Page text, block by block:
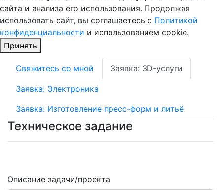
сайта и анализа его использования. Продолжая
использовать сайт, вы соглашаетесь с Политикой
конфиденциальности и использованием cookie.
Принять
Свяжитесь со мной Заявка: 3D-услуги
Заявка: Электроника
Заявка: Изготовление пресс-форм и литьё
Техническое задание
Описание задачи/проекта